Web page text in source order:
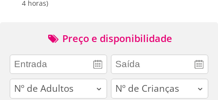
4 horas)
Preço e disponibilidade
adults children